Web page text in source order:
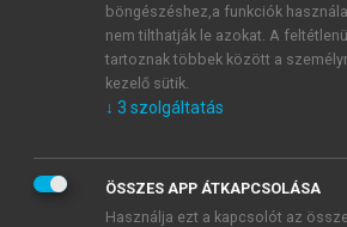
Általános vásárlási feltételeket,
mersz.huoldalak
tudomásul veszem és elfogadom.
KIPRÓBÁLOM
böngészéshez,a funkciók
nem tilthatják le azokat. A
tartoznak többek között a
kezelő sütik.
↓ 3 szolgáltatás
ÖSSZES APP ÁTKAPCSOLÁSA
Használja ezt a kapcsolót az